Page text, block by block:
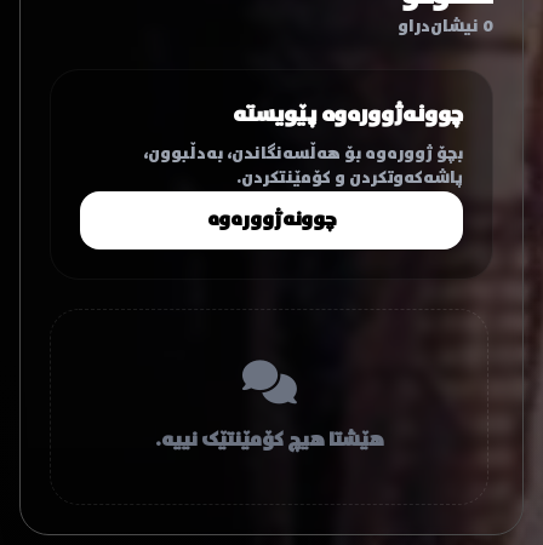
0 نیشان‌دراو
چوونەژوورەوە پێویستە
بچۆ ژوورەوە بۆ هەڵسەنگاندن، بەدڵبوون،
پاشەکەوتکردن و کۆمێنتکردن.
چوونەژوورەوە
هێشتا هیچ کۆمێنتێک نییە.